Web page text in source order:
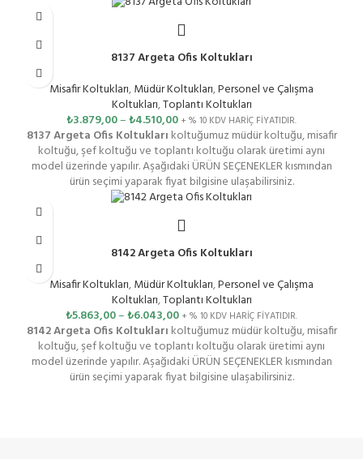
8137 Argeta Ofis Koltukları
Misafir Koltukları,Müdür Koltukları,Personel ve Çalışma
Koltukları,Toplantı Koltukları
₺3.879,00–₺4.510,00 + % 10 KDV HARİÇ FİYATIDIR.
8137 Argeta Ofis Koltukları koltuğumuz müdür koltuğu, misafir
koltuğu, şef koltuğu ve toplantı koltuğu olarak üretimi aynı
model üzerinde yapılır. Aşağıdaki ÜRÜN SEÇENEKLER kısmından
ürün seçimi yaparak fiyat bilgisine ulaşabilirsiniz.
8142 Argeta Ofis Koltukları
Misafir Koltukları,Müdür Koltukları,Personel ve Çalışma
Koltukları,Toplantı Koltukları
₺5.863,00–₺6.043,00 + % 10 KDV HARİÇ FİYATIDIR.
8142 Argeta Ofis Koltukları koltuğumuz müdür koltuğu, misafir
koltuğu, şef koltuğu ve toplantı koltuğu olarak üretimi aynı
model üzerinde yapılır. Aşağıdaki ÜRÜN SEÇENEKLER kısmından
ürün seçimi yaparak fiyat bilgisine ulaşabilirsiniz.